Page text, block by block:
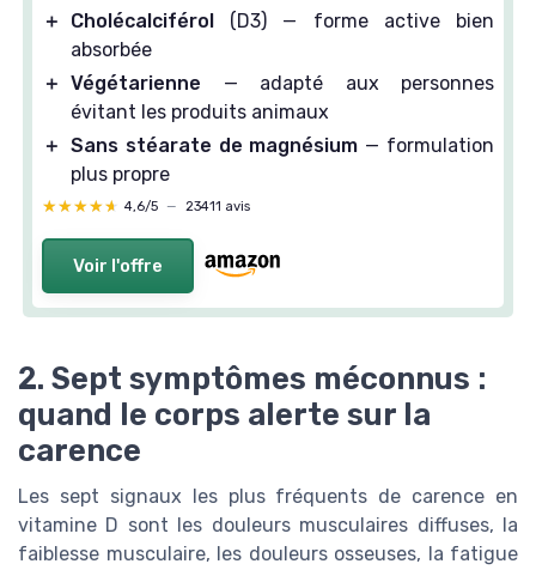
＋ Cholécalciférol
(D3) — forme active bien
absorbée
＋ Végétarienne — adapté aux personnes
évitant les produits animaux
＋ Sans stéarate de magnésium — formulation
plus propre
★★★★★
★★★★★ 4,6/5 — 23411 avis
Voir l'offre
2. Sept symptômes méconnus :
quand le corps alerte sur la
carence
Les sept signaux les plus fréquents de carence en
vitamine D sont les douleurs musculaires diffuses, la
faiblesse musculaire, les douleurs osseuses, la fatigue